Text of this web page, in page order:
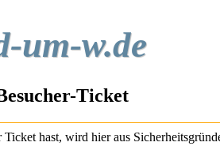
um-w.de
Ticket
hast, wird hier aus